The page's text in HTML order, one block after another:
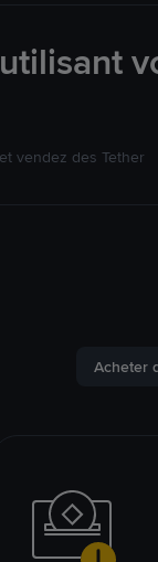
vendez des Tether
Acheter